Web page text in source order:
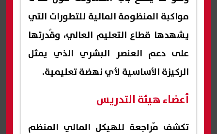
مواكبة المنظومة المالية للتطورات التي
يشهدها قطاع التعليم العالي، وقٌدرتها
على دعم العنصر البشري الذي يمثل
الركيزة الأساسية لأي نهضة تعليمية.
أعضاء هيئة التدريس
تكشف مٌراجعة للهيكل المالي المنظم